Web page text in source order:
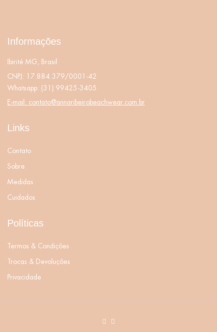
Informações
Ibirité MG, Brasil
CNPJ: 17.884.379/0001-42
Whatsapp: (31) 99425-3405
E-mail: contato@annaribeirobeachwear.com.br
Links
Contato
Sobre
Medidas
Cuidados
Políticas
Termos & Condições
Trocas & Devoluções
Privacidade